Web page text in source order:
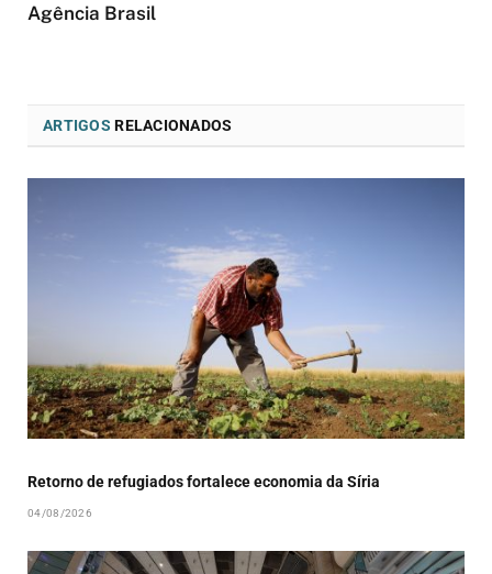
Agência Brasil
ARTIGOS RELACIONADOS
Retorno de refugiados fortalece economia da Síria
04/08/2026